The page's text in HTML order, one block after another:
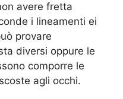
avere fretta
i lineamenti ei
provare
diversi oppure le
comporre le
agli occhi.